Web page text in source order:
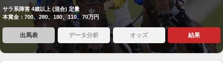
サラ系障害 4歳以上 (混合) 定量
本賞金：700、280、180、110、70万円
出馬表 データ分析 オッズ 結果